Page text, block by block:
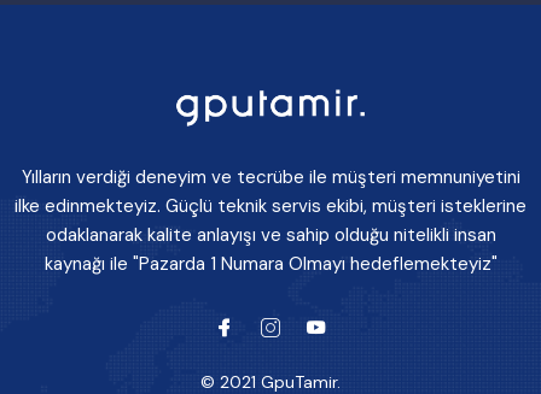
Yılların verdiği deneyim ve tecrübe ile müşteri memnuniyetini
ilke edinmekteyiz. Güçlü teknik servis ekibi, müşteri isteklerine
odaklanarak kalite anlayışı ve sahip olduğu nitelikli insan
kaynağı ile "Pazarda 1 Numara Olmayı hedeflemekteyiz"
© 2021 GpuTamir.